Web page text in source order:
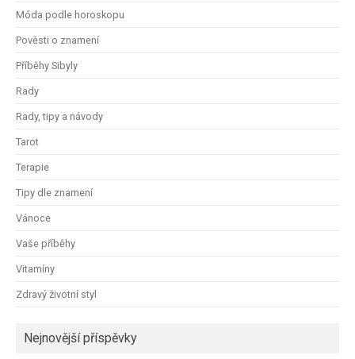
Móda podle horoskopu
Pověsti o znamení
Příběhy Sibyly
Rady
Rady, tipy a návody
Tarot
Terapie
Tipy dle znamení
Vánoce
Vaše příběhy
Vitamíny
Zdravý životní styl
Nejnovější příspěvky